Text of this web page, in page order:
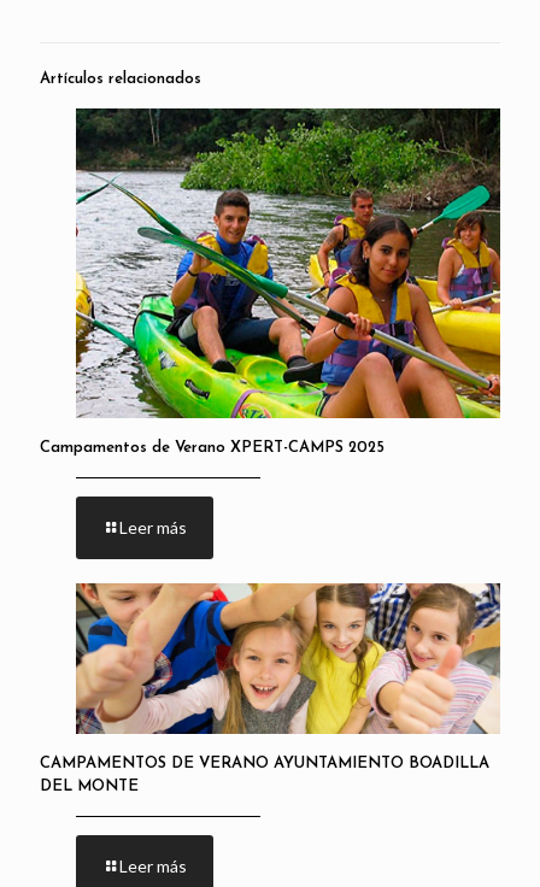
Artículos relacionados
Campamentos de Verano XPERT-CAMPS 2025
Leer más
CAMPAMENTOS DE VERANO AYUNTAMIENTO BOADILLA
DEL MONTE
Leer más